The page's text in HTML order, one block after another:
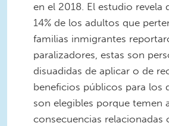
en el 2018. El estudio revela
14% de los adultos que
familias inmigrantes
paralizadores, estas son
disuadidas de aplicar o de
beneficios públicos para los
son elegibles porque temen
consecuencias relacionadas